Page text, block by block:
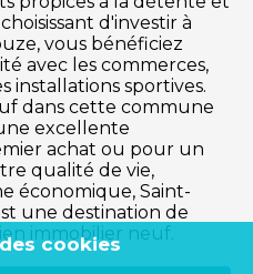
d'investir à
vous bénéficiez
avec les commerces,
installations sportives.
dans cette commune
excellente
achat ou pour un
qualité de vie,
économique, Saint-
une destination de
immobilier neuf.
cookies